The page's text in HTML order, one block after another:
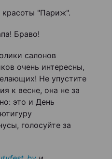
красоты "Париж".
Браво!
салонов
очень интересны,
Не упустите
к весне, она не за
это и День
голосуйте за